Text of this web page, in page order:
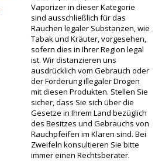
Vaporizer in dieser Kategorie
sind ausschließlich für das
Rauchen legaler Substanzen, wie
Tabak und Kräuter, vorgesehen,
sofern dies in Ihrer Region legal
ist. Wir distanzieren uns
ausdrücklich vom Gebrauch oder
der Förderung illegaler Drogen
mit diesen Produkten. Stellen Sie
sicher, dass Sie sich über die
Gesetze in Ihrem Land bezüglich
des Besitzes und Gebrauchs von
Rauchpfeifen im Klaren sind. Bei
Zweifeln konsultieren Sie bitte
immer einen Rechtsberater.